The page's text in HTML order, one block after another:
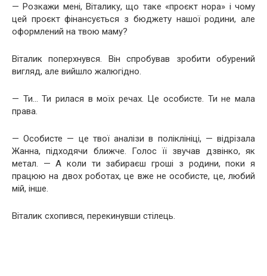
— Розкажи мені, Віталику, що таке «проєкт нора» і чому
цей проєкт фінансується з бюджету нашої родини, але
оформлений на твою маму?
Віталик поперхнувся. Він спробував зробити обурений
вигляд, але вийшло жалюгідно.
— Ти… Ти рилася в моїх речах. Це особисте. Ти не мала
права.
— Особисте — це твої аналізи в поліклініці, — відрізала
Жанна, підходячи ближче. Голос її звучав дзвінко, як
метал. — А коли ти забираєш гроші з родини, поки я
працюю на двох роботах, це вже не особисте, це, любий
мій, інше.
Віталик схопився, перекинувши стілець.